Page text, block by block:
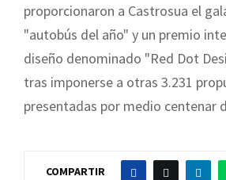
proporcionaron a Castrosua el
"autobús del año" y un premio
diseño denominado "Red Dot
tras imponerse a otras 3.231
presentadas por medio centenar
COMPARTIR